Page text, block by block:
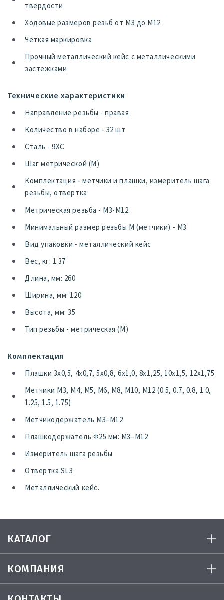
твердости
Ходовые размеров резьб от М3 до М12
Четкая маркировка
Прочный металлический кейс с металлическими
застежками
Технические характеристики
Направление резьбы - правая
Количество в наборе - 32 шт
Сталь - 9ХС
Шаг метрической (М)
Комплектация - метчики и плашки, измеритель шага
резьбы, отвертка
Метрическая резьба - М3-М12
Минимальный размер резьбы М (метчики) - М3
Вид упаковки - металлический кейс
Вес, кг: 1.37
Длина, мм: 260
Ширина, мм: 120
Высота, мм: 35
Тип резьбы - метрическая (М)
Комплектация
Плашки 3х0,5, 4х0,7, 5х0,8, 6х1,0, 8х1,25, 10х1,5, 12х1,75
Метчики М3, М4, М5, М6, М8, М10, М12 (0.5, 0.7, 0.8, 1.0,
1.25, 1.5, 1.75)
Метчикодержатель М3–М12
Плашкодержатель Ф25 мм: М3–М12
Измеритель шага резьбы
Отвертка SL3
Металлический кейс.
КАТАЛОГ
КОМПАНИЯ